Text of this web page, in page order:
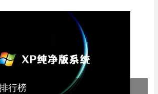
统组件可靠性较高，稳定性也很
毒。有需要的用户可以在系统部落
行榜